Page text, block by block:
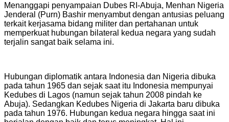
Menanggapi penyampaian Dubes RI-Abuja, Menhan Nigeria
Jenderal (Purn) Bashir menyambut dengan antusias peluang
terkait kerjasama bidang militer dan pertahanan untuk
memperkuat hubungan bilateral kedua negara yang sudah
terjalin sangat baik selama ini.
Hubungan diplomatik antara Indonesia dan Nigeria dibuka
pada tahun 1965 dan sejak saat itu Indonesia mempunyai
Kedubes di Lagos (namun sejak tahun 2008 pindah ke
Abuja). Sedangkan Kedubes Nigeria di Jakarta baru dibuka
pada tahun 1976. Hubungan kedua negara hingga saat ini